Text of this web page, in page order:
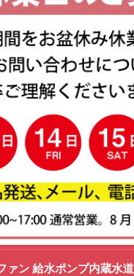
ン 給水ポンプ内蔵水